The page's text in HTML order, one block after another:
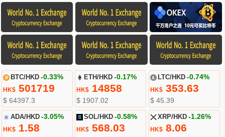
BTC/HKD -0.33%
HK$501719
$ 64397.3
ETH/HKD -0.17%
HK$ 14858
$ 1907.02
LTC/HKD -0.74%
HK$353.63
$ 45.39
ADA/HKD -3.05%
HK$1.58
SOL/HKD -0.58%
HK$ 568.03
XRP/HKD -1.26%
HK$8.06